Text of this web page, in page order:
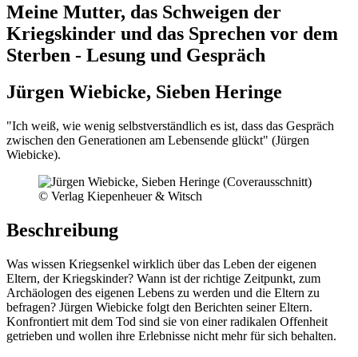
Meine Mutter, das Schweigen der
Kriegskinder und das Sprechen vor dem
Sterben - Lesung und Gespräch
Jürgen Wiebicke, Sieben Heringe
"Ich weiß, wie wenig selbstverständlich es ist, dass das Gespräch
zwischen den Generationen am Lebensende glückt" (Jürgen
Wiebicke).
© Verlag Kiepenheuer & Witsch
Beschreibung
Was wissen Kriegsenkel wirklich über das Leben der eigenen
Eltern, der Kriegskinder? Wann ist der richtige Zeitpunkt, zum
Archäologen des eigenen Lebens zu werden und die Eltern zu
befragen? Jürgen Wiebicke folgt den Berichten seiner Eltern.
Konfrontiert mit dem Tod sind sie von einer radikalen Offenheit
getrieben und wollen ihre Erlebnisse nicht mehr für sich behalten.